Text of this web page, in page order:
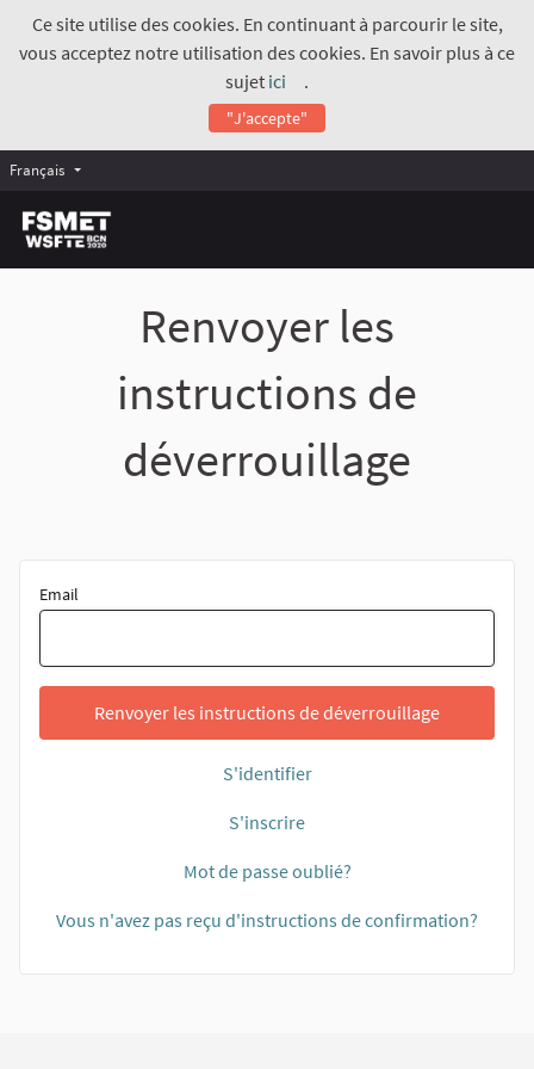
Ce site utilise des cookies. En continuant à parcourir le site,
vous acceptez notre utilisation des cookies. En savoir plus à ce
sujet ici
(Lien externe)
.
"J'accepte"
Français
Renvoyer les
instructions de
déverrouillage
Email
Renvoyer les instructions de déverrouillage
S'identifier
S'inscrire
Mot de passe oublié?
Vous n'avez pas reçu d'instructions de confirmation?